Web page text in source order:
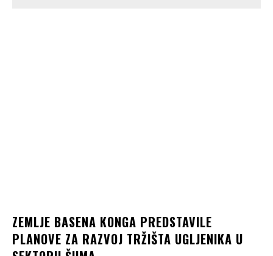
ZEMLJE BASENA KONGA PREDSTAVILE
PLANOVE ZA RAZVOJ TRŽIŠTA UGLJENIKA U